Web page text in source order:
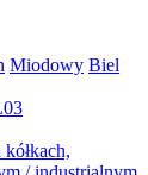
Miodowy Biel